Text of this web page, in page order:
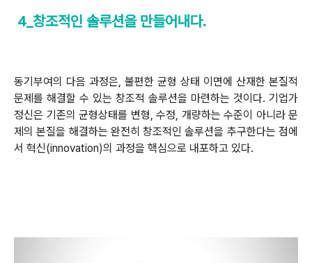
4_창조적인 솔루션을 만들어내다.
동기부여의 다음 과정은, 불편한 균형 상태 이면에 산재한 본질적
문제를 해결할 수 있는 창조적 솔루션을 마련하는 것이다. 기업가
정신은 기존의 균형상태를 변형, 수정, 개량하는 수준이 아니라 문
제의 본질을 해결하는 완전히 창조적인 솔루션을 추구한다는 점에
서 혁신(innovation)의 과정을 핵심으로 내포하고 있다.